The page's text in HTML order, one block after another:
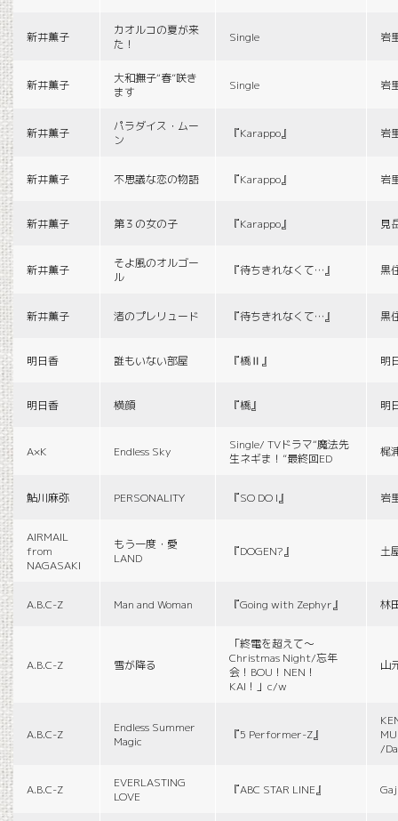
新井薫子
カオルコの夏が来
た！
Single 岩
新井薫子
大和撫子“春”咲き
ます
Single 岩
新井薫子
パラダイス・ムー
ン
『Karappo』 岩
新井薫子 不思議な恋の物語 『Karappo』 岩
新井薫子 第３の女の子 『Karappo』 見
新井薫子
そよ風のオルゴー
ル
『待ちきれなくて…』 黒
新井薫子 渚のプレリュード 『待ちきれなくて…』 黒
明日香 誰もいない部屋 『橋Ⅱ』 明
明日香 横顔 『橋』 明
A×K Endless Sky
Single/ TVドラマ“魔法先
生ネギま！”最終回ED
梶
鮎川麻弥 PERSONALITY 『SO DO I』 岩
AIRMAIL
from
NAGASAKI
もう一度・愛
LAND
『DOGEN?』 土
A.B.C-Z Man and Woman 『Going with Zephyr』 林
A.B.C-Z 雪が降る
「終電を超えて～
Christmas Night/忘年
会！BOU！NEN！
KAI！」c/w
山
A.B.C-Z
Endless Summer
Magic
『5 Performer-Z』
/
A.B.C-Z
EVERLASTING
LOVE
『ABC STAR LINE』